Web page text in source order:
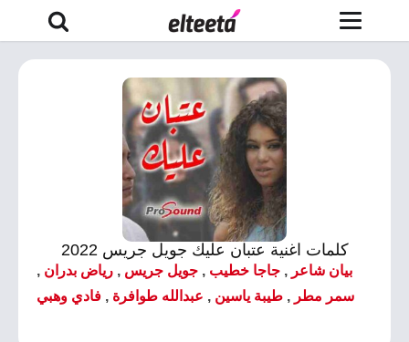
كلمات اغنية عتبان عليك جويل جريس 2022
بيان شاعر , جاجا خطيب , جويل جريس , رياض بدران ,
سمر مطر , طيبة ياسين , عبدالله طوافرة , فادي وهبي